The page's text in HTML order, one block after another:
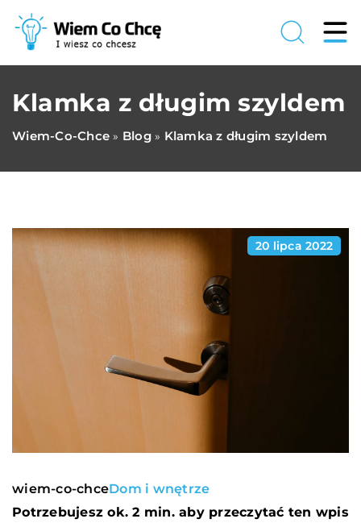
Klamka z długim szyldem
Wiem-Co-Chce » Blog» Klamka z długim szyldem
20 lipca 2022
wiem-co-chceDom i wnętrze
Potrzebujesz ok. 2 min. aby przeczytać ten wpis